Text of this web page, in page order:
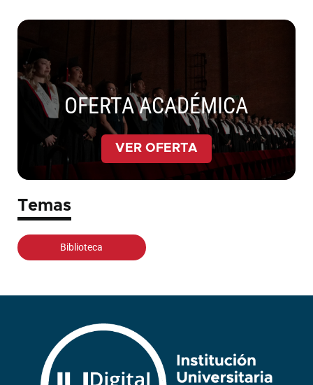
OFERTA ACADÉMICA
VER OFERTA
Temas
Biblioteca